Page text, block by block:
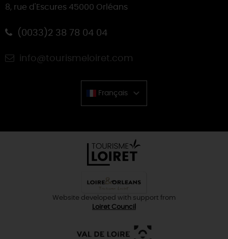
8, rue d'Escures 45000 Orléans
(0033)2 38 78 04 04
info@tourismeloiret.com
Français
Chinese
Website developed with support from
Loiret Council